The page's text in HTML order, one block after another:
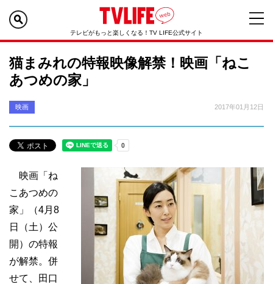
テレビがもっと楽しくなる！TV LIFE公式サイト
猫まみれの特報映像解禁！映画「ねこ
あつめの家」
映画 2017年01月12日
映画「ね
こあつめの
家」（4月8
日（土）公
開）の特報
が解禁。併
せて、田口